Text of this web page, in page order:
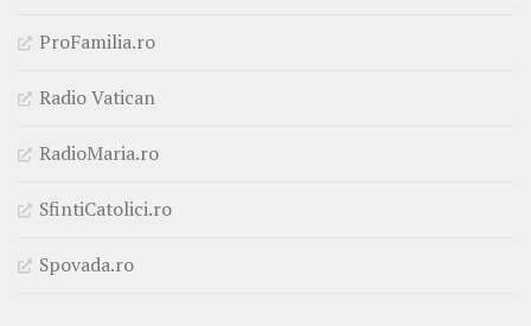
ProFamilia.ro
Radio Vatican
RadioMaria.ro
SfintiCatolici.ro
Spovada.ro